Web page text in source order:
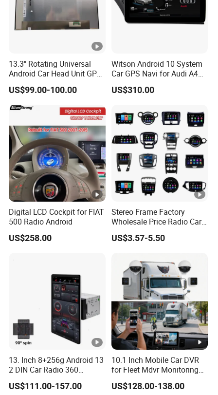
13.3" Rotating Universal
Android Car Head Unit GPS
Navigation Radio Player
Factory Wholesale for
Automotive
US$99.00-100.00
Witson Android 10 System
Car GPS Navi for Audi A4
A5 2008-2016 4G+64G
RAM WiFi Google Bt Video
Screen
US$310.00
Digital LCD Cockpit for FIAT
500 Radio Android
US$258.00
Stereo Frame Factory
Wholesale Price Radio Car
Android Frame Touch
Screen Android Panel Car
US$3.57-5.50
13. Inch 8+256g Android 13
2 DIN Car Radio 360
Degrees Android Player
Carplay DSP 2K Car
US$111.00-157.00
10.1 Inch Mobile Car DVR
for Fleet Mdvr Monitoring
Solutions
US$128.00-138.00